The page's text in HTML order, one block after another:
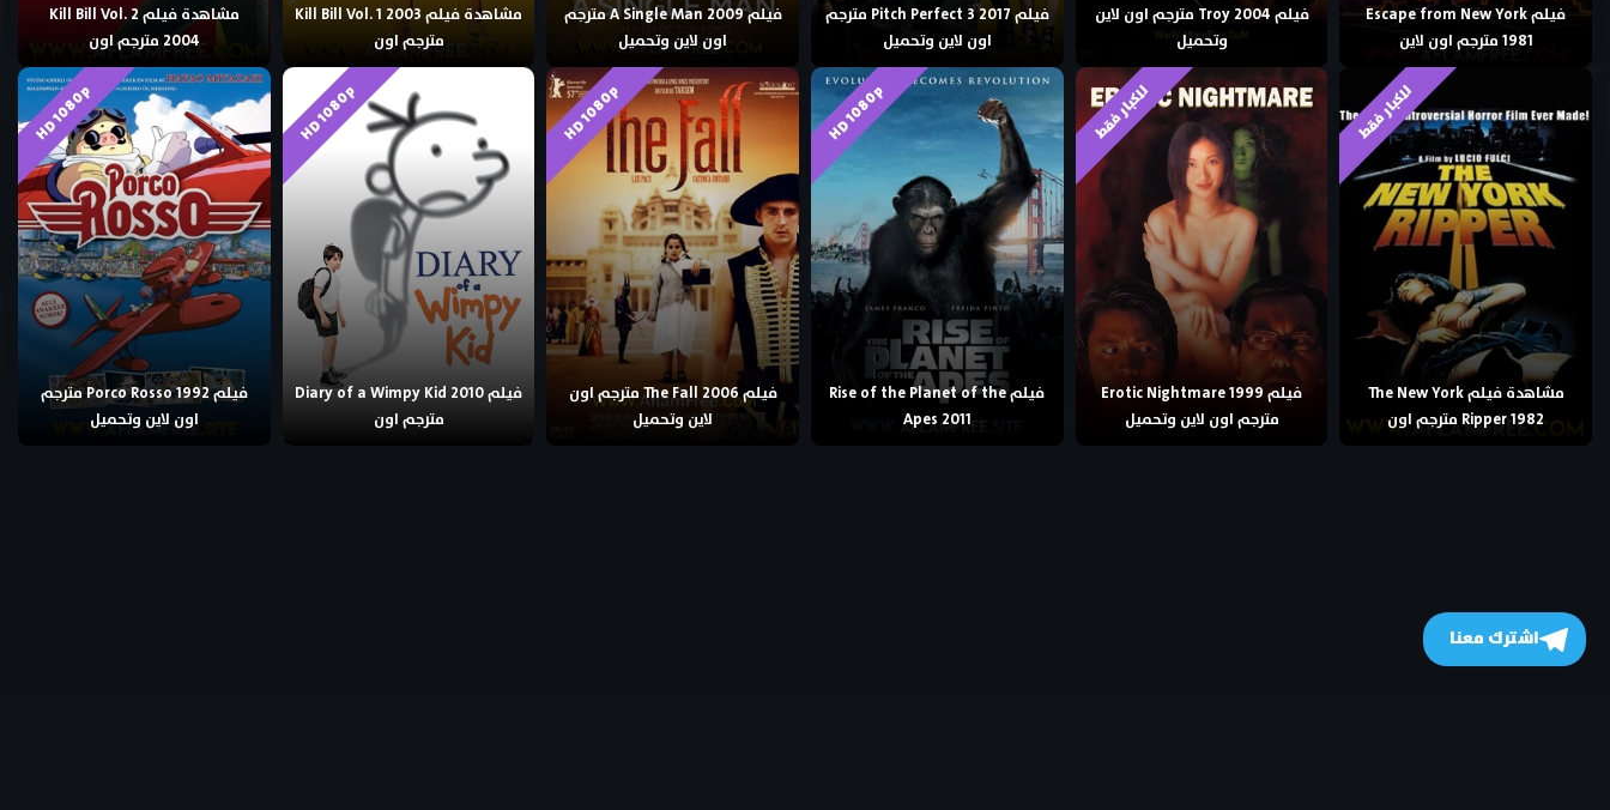
فيلم Escape from New York
1981 مترجم اون لاين
فيلم Troy 2004 مترجم اون لاين
وتحميل
فيلم Pitch Perfect 3 2017 مترجم
اون لاين وتحميل
فيلم A Single Man 2009 مترجم
اون لاين وتحميل
مشاهدة فيلم Kill Bill Vol. 1 2003
مترجم اون
مشاهدة فيلم Kill Bill Vol. 2
2004 مترجم اون
للكبار فقط
مشاهدة فيلم The New York
Ripper 1982 مترجم اون
للكبار فقط
فيلم Erotic Nightmare 1999
مترجم اون لاين وتحميل
HD 1080p
فيلم Rise of the Planet of the
Apes 2011
HD 1080p
فيلم The Fall 2006 مترجم اون
لاين وتحميل
HD 1080p
فيلم Diary of a Wimpy Kid 2010
مترجم اون
HD 1080p
فيلم Porco Rosso 1992 مترجم
اون لاين وتحميل
اشترك معنا